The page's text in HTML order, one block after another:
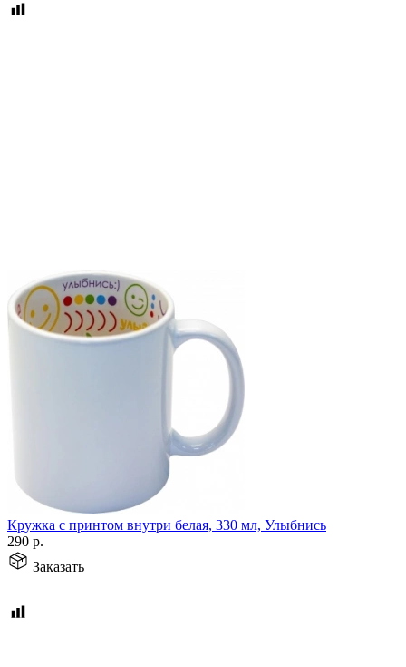
Кружка с принтом внутри белая, 330 мл, Улыбнись
290 р.
Заказать